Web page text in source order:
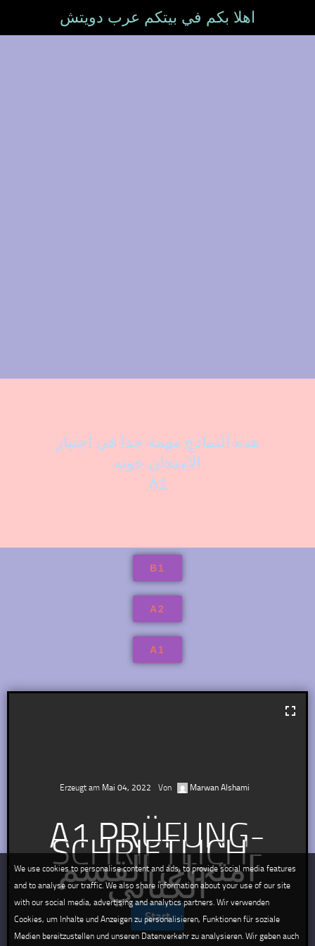
اهلا بكم في بيتكم عرب دويتش
هذه النماذج مهمة جدا في اجتياز
الامتحان جوته
A1
B1
A2
A1
Erzeugt am Mai 04, 2022 Von Marwan Alshami
A1 PRÜFUNG-
SCHRIFTLICH-
امتحان القسم
الكتابي
We use cookies to personalise content and ads, to provide social media features
and to analyse our traffic. We also share information about your use of our site
with our social media, advertising and analytics partners. Wir verwenden
Cookies, um Inhalte und Anzeigen zu personalisieren, Funktionen für soziale
Medien bereitzustellen und unseren Datenverkehr zu analysieren. Wir geben auch